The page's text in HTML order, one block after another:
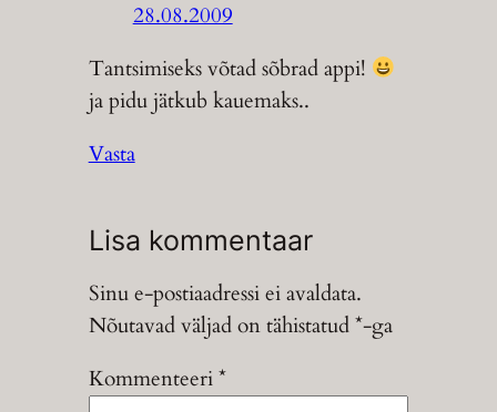
28.08.2009
Tantsimiseks võtad sõbrad appi!
ja pidu jätkub kauemaks..
Vasta
Lisa kommentaar
Sinu e-postiaadressi ei avaldata.
Nõutavad väljad on tähistatud*-ga
Kommenteeri*